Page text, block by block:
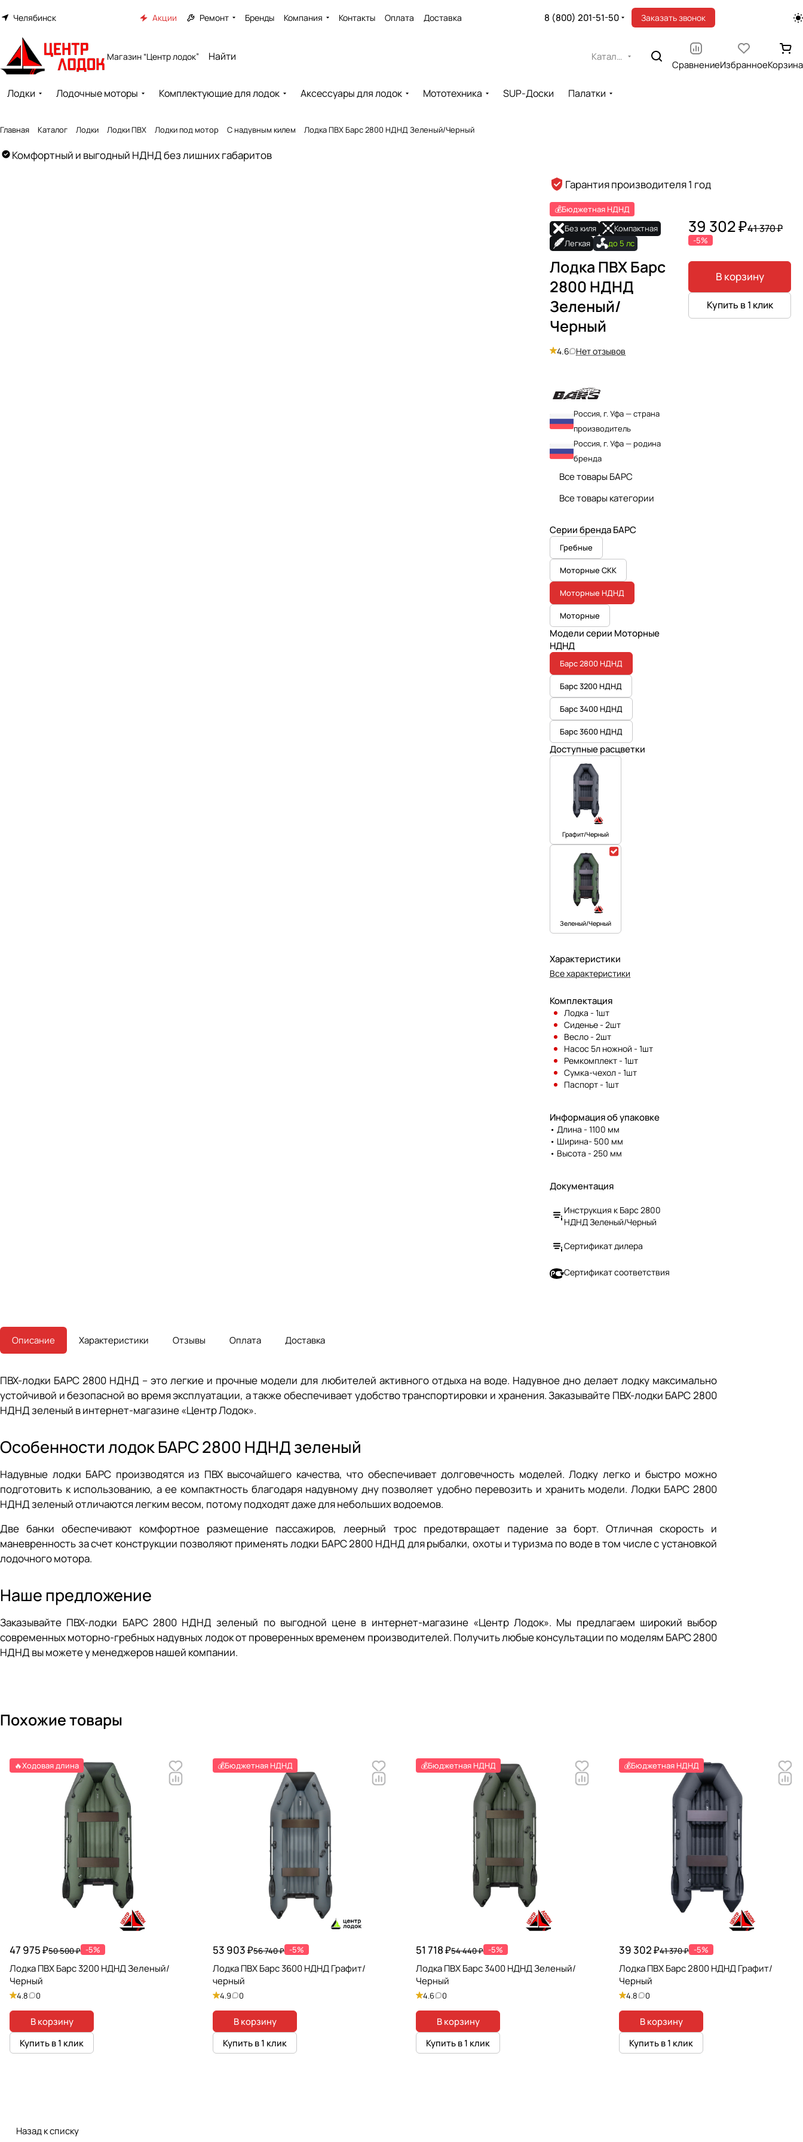
Челябинск Акции Ремонт Бренды Компания Контакты Оплата Доставка 8 (800) 201-51-50 Заказать звонок
Магазин “Центр лодок” Каталог
СравнениеИзбранноеКорзина
Лодки Лодочные моторы Комплектующие для лодок Аксессуары для лодок Мототехника SUP-Доски Палатки
Главная Каталог Лодки Лодки ПВХ Лодки под мотор С надувным килем Лодка ПВХ Барс 2800 НДНД Зеленый/Черный
Комфортный и выгодный НДНД без лишних габаритов
Гарантия производителя 1 год
💰Бюджетная НДНД
Без киля
Компактная
Легкая
до 5 лс
Лодка ПВХ Барс
2800 НДНД
Зеленый/
Черный
4.6 Нет отзывов
Россия, г. Уфа — страна
производитель
Россия, г. Уфа — родина
бренда
Все товары БАРС
Все товары категории
Серии бренда БАРС
Гребные
Моторные СКК
Моторные НДНД
Моторные
Модели серии Моторные
НДНД
Барс 2800 НДНД
Барс 3200 НДНД
Барс 3400 НДНД
Барс 3600 НДНД
Доступные расцветки
Графит/Черный
Зеленый/Черный
Характеристики
Все характеристики
Комплектация
Лодка - 1шт
Сиденье - 2шт
Весло - 2шт
Насос 5л ножной - 1шт
Ремкомплект - 1шт
Сумка-чехол - 1шт
Паспорт - 1шт
Информация об упаковке
• Длина - 1100 мм
• Ширина- 500 мм
• Высота - 250 мм
Документация
Инструкция к Барс 2800
НДНД Зеленый/Черный
Сертификат дилера
Сертификат соответствия
39 302 ₽41 370 ₽
-5%
В корзину
Купить в 1 клик
Описание Характеристики Отзывы Оплата Доставка
ПВХ-лодки БАРС 2800 НДНД – это легкие и прочные модели для любителей активного отдыха на воде. Надувное дно делает лодку максимально
устойчивой и безопасной во время эксплуатации, а также обеспечивает удобство транспортировки и хранения. Заказывайте ПВХ-лодки БАРС 2800
НДНД зеленый в интернет-магазине «Центр Лодок».
Особенности лодок БАРС 2800 НДНД зеленый
Надувные лодки БАРС производятся из ПВХ высочайшего качества, что обеспечивает долговечность моделей. Лодку легко и быстро можно
подготовить к использованию, а ее компактность благодаря надувному дну позволяет удобно перевозить и хранить модели. Лодки БАРС 2800
НДНД зеленый отличаются легким весом, потому подходят даже для небольших водоемов.
Две банки обеспечивают комфортное размещение пассажиров, леерный трос предотвращает падение за борт. Отличная скорость и
маневренность за счет конструкции позволяют применять лодки БАРС 2800 НДНД для рыбалки, охоты и туризма по воде в том числе с установкой
лодочного мотора.
Наше предложение
Заказывайте ПВХ-лодки БАРС 2800 НДНД зеленый по выгодной цене в интернет-магазине «Центр Лодок». Мы предлагаем широкий выбор
современных моторно-гребных надувных лодок от проверенных временем производителей. Получить любые консультации по моделям БАРС 2800
НДНД вы можете у менеджеров нашей компании.
Похожие товары
🔥Ходовая длина
47 975 ₽50 500 ₽ -5%
Лодка ПВХ Барс 3200 НДНД Зеленый/
Черный
4.8 0
В корзину
Купить в 1 клик
💰Бюджетная НДНД
53 903 ₽56 740 ₽ -5%
Лодка ПВХ Барс 3600 НДНД Графит/
черный
4.9 0
В корзину
Купить в 1 клик
💰Бюджетная НДНД
51 718 ₽54 440 ₽ -5%
Лодка ПВХ Барс 3400 НДНД Зеленый/
Черный
4.6 0
В корзину
Купить в 1 клик
💰Бюджетная НДНД
39 302 ₽41 370 ₽ -5%
Лодка ПВХ Барс 2800 НДНД Графит/
Черный
4.8 0
В корзину
Купить в 1 клик
Назад к списку